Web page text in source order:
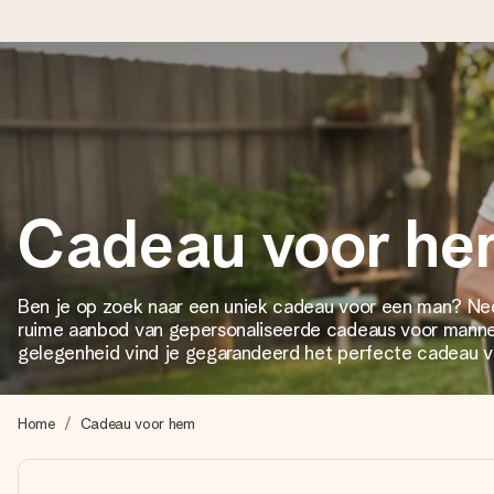
Voor 16:00 besteld, vandaag verzonden
We maken jouw cadeau met zorg en zorgen dat het
4,8 (gebaseerd op +8.000 reviews)
Onze cadeaus worden gewaardeerd. Klanten beoordelen
Gratis wenskaartje
Je maakt in een paar stappen iets unieks – met haar naam,
Cadeau voor
Ben je op zoek naar een uniek cadeau voor een man?
ruime aanbod van gepersonaliseerde cadeaus voor
gelegenheid vind je gegarandeerd het perfecte cadeau
Home Cadeau voor hem